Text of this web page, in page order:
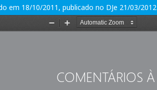
em 18/10/2011, publicado no DJe 21/03/2012